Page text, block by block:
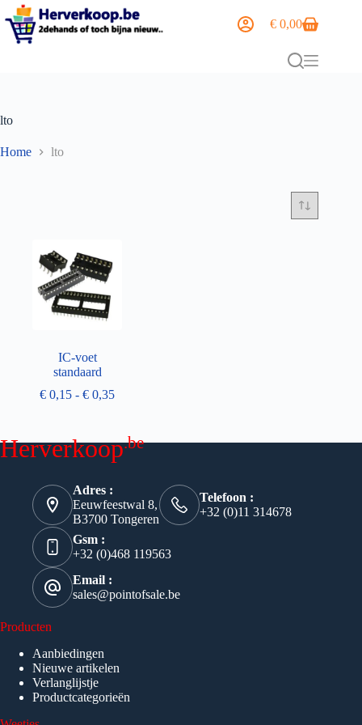
€ 0,00
lto
Home lto
IC-voet
standaard
€ 0,15 - € 0,35
Herverkoop.be
Adres :
Eeuwfeestwal 8,
B3700 Tongeren
Telefoon :
+32 (0)11 314678
Gsm :
+32 (0)468 119563
Email :
sales@pointofsale.be
Producten
Aanbiedingen
Nieuwe artikelen
Verlanglijstje
Productcategorieën